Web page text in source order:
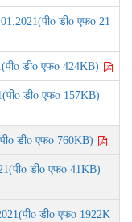
पीo डीo एफo 21
पीo डीo एफo 424KB)
पीo डीo एफo 157KB)
पीo डीo एफo 760KB)
पीo डीo एफo 41KB)
पीo डीo एफo 1922K